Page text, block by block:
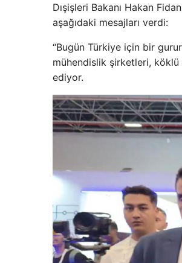
Dışişleri Bakanı Hakan
aşağıdaki mesajları verdi:
“Bugün Türkiye için bir
mühendislik şirketleri, köklü
ediyor.